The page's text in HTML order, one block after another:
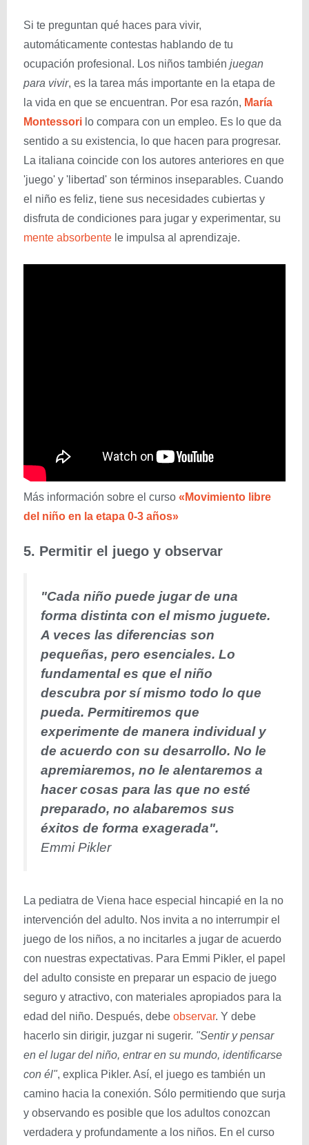
Si te preguntan qué haces para vivir,
automáticamente contestas hablando de tu
ocupación profesional. Los niños también juegan
para vivir, es la tarea más importante en la etapa de
la vida en que se encuentran. Por esa razón, María
Montessori lo compara con un empleo. Es lo que da
sentido a su existencia, lo que hacen para progresar.
La italiana coincide con los autores anteriores en que
'juego' y 'libertad' son términos inseparables. Cuando
el niño es feliz, tiene sus necesidades cubiertas y
disfruta de condiciones para jugar y experimentar, su
mente absorbente le impulsa al aprendizaje.
Más información sobre el curso «Movimiento libre
del niño en la etapa 0-3 años»
5. Permitir el juego y observar
"Cada niño puede jugar de una
forma distinta con el mismo juguete.
A veces las diferencias son
pequeñas, pero esenciales. Lo
fundamental es que el niño
descubra por sí mismo todo lo que
pueda. Permitiremos que
experimente de manera individual y
de acuerdo con su desarrollo. No le
apremiaremos, no le alentaremos a
hacer cosas para las que no esté
preparado, no alabaremos sus
éxitos de forma exagerada".
Emmi Pikler
La pediatra de Viena hace especial hincapié en la no
intervención del adulto. Nos invita a no interrumpir el
juego de los niños, a no incitarles a jugar de acuerdo
con nuestras expectativas. Para Emmi Pikler, el papel
del adulto consiste en preparar un espacio de juego
seguro y atractivo, con materiales apropiados para la
edad del niño. Después, debe observar. Y debe
hacerlo sin dirigir, juzgar ni sugerir. "Sentir y pensar
en el lugar del niño, entrar en su mundo, identificarse
con él", explica Pikler. Así, el juego es también un
camino hacia la conexión. Sólo permitiendo que surja
y observando es posible que los adultos conozcan
verdadera y profundamente a los niños. En el curso